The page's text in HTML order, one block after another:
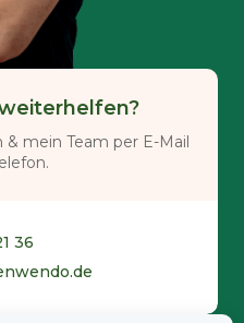
mein Team per E-Mail
36